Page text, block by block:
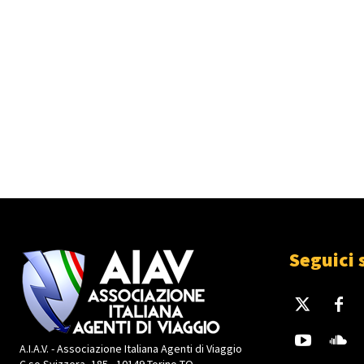
A.I.A.V. - Associazione Italiana Agenti di Viaggio
Seguici